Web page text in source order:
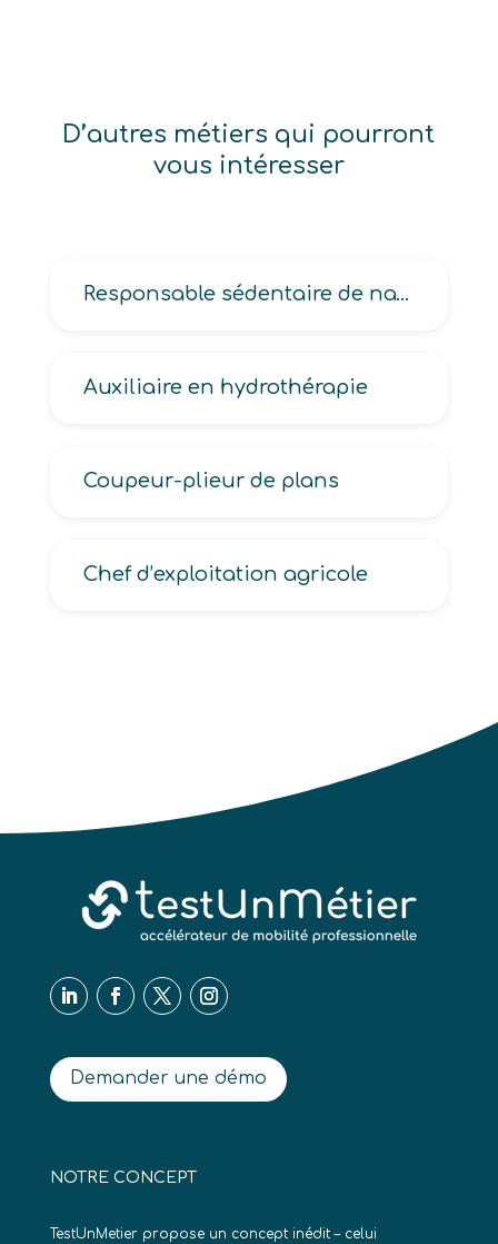
D’autres métiers qui pourront
vous intéresser
Responsable sédentaire de navigation fluviale
Auxiliaire en hydrothérapie
Coupeur-plieur de plans
Chef d’exploitation agricole
Demander une démo
NOTRE CONCEPT
TestUnMetier propose un concept inédit – celui